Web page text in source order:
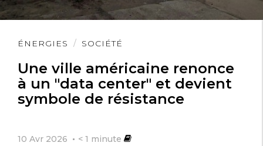
ÉNERGIES SOCIÉTÉ
Une ville américaine renonce
à un "data center" et devient
symbole de résistance
10 Avr 2026 < 1 minute
Lire